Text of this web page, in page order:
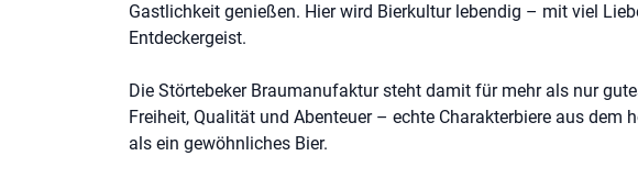
Gastlichkeit genießen. Hier wird Bierkultur lebendig – mit viel
Entdeckergeist.
Die Störtebeker Braumanufaktur steht damit für mehr als nur
Freiheit, Qualität und Abenteuer – echte Charakterbiere aus dem
als ein gewöhnliches Bier.